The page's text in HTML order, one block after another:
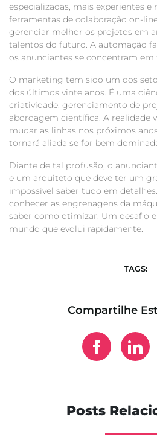
especializadas, mais experientes e
ferramentas de colaboração on-
gerenciar melhor os projetos em
talentos do futuro. A automação
os anunciantes se concentram em
O marketing tem sido um dos
dos últimos vinte anos. É uma
criatividade, gerenciamento de
abordagem científica. A realidade
mudar as linhas nos próximos
tornará aliada se for bem
Diante de tal profusão, o
e um arquiteto que deve ter um
impossível saber tudo em
conhecer as engrenagens da
saber como otimizar. Um desafio
mundo que evolui rapidamente.
TAGS:
Compartilhe
Posts